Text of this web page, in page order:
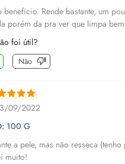
beneficio. Rende bastante, um
porém da pra ver que limpa
foi útil?
Não
09/2022
100 G
a pele, mas não resseca
muito!